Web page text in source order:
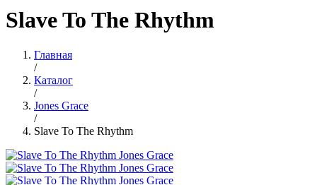
Slave To The Rhythm
Главная
/
Каталог
/
Jones Grace
/
Slave To The Rhythm